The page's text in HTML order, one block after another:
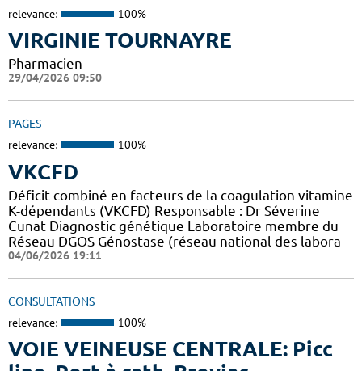
relevance: 100%
VIRGINIE TOURNAYRE
Pharmacien
29/04/2026 09:50
PAGES
relevance: 100%
VKCFD
Déficit combiné en facteurs de la coagulation vitamine
K-dépendants (VKCFD) Responsable : Dr Séverine
Cunat Diagnostic génétique Laboratoire membre du
Réseau DGOS Génostase (réseau national des labora
04/06/2026 19:11
CONSULTATIONS
relevance: 100%
VOIE VEINEUSE CENTRALE: Picc